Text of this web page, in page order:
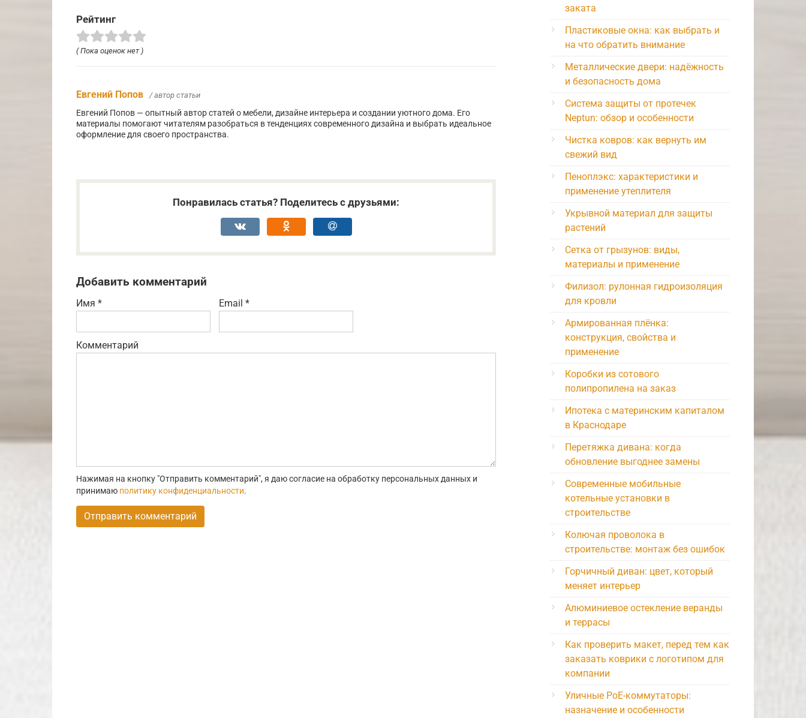
Рейтинг
( Пока оценок нет )
Евгений Попов / автор статьи
Евгений Попов — опытный автор статей о мебели, дизайне интерьера и создании уютного дома. Его
материалы помогают читателям разобраться в тенденциях современного дизайна и выбрать идеальное
оформление для своего пространства.
Понравилась статья? Поделитесь с друзьями:
Добавить комментарий
Имя * Email *
Комментарий
Нажимая на кнопку "Отправить комментарий", я даю согласие на обработку персональных данных и
принимаю политику конфиденциальности.
заката
Пластиковые окна: как выбрать и
на что обратить внимание
Металлические двери: надёжность
и безопасность дома
Система защиты от протечек
Neptun: обзор и особенности
Чистка ковров: как вернуть им
свежий вид
Пеноплэкс: характеристики и
применение утеплителя
Укрывной материал для защиты
растений
Сетка от грызунов: виды,
материалы и применение
Филизол: рулонная гидроизоляция
для кровли
Армированная плёнка:
конструкция, свойства и
применение
Коробки из сотового
полипропилена на заказ
Ипотека с материнским капиталом
в Краснодаре
Перетяжка дивана: когда
обновление выгоднее замены
Современные мобильные
котельные установки в
строительстве
Колючая проволока в
строительстве: монтаж без ошибок
Горчичный диван: цвет, который
меняет интерьер
Алюминиевое остекление веранды
и террасы
Как проверить макет, перед тем как
заказать коврики с логотипом для
компании
Уличные PoE-коммутаторы:
назначение и особенности